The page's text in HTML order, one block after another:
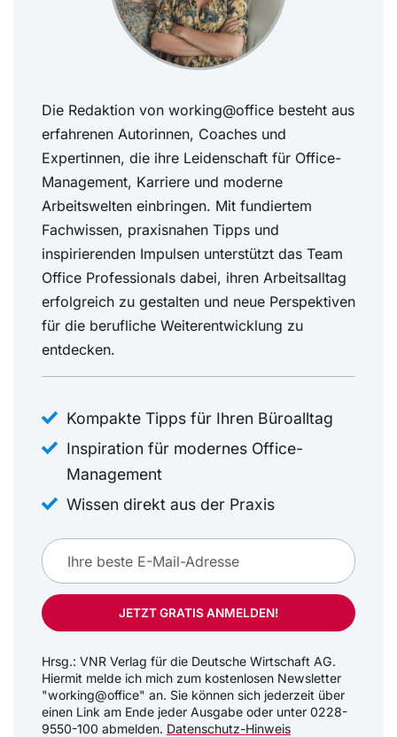
Die Redaktion von working@office besteht aus
erfahrenen Autorinnen, Coaches und
Expertinnen, die ihre Leidenschaft für Office-
Management, Karriere und moderne
Arbeitswelten einbringen. Mit fundiertem
Fachwissen, praxisnahen Tipps und
inspirierenden Impulsen unterstützt das Team
Office Professionals dabei, ihren Arbeitsalltag
erfolgreich zu gestalten und neue Perspektiven
für die berufliche Weiterentwicklung zu
entdecken.
Kompakte Tipps für Ihren Büroalltag
Inspiration für modernes Office-
Management
Wissen direkt aus der Praxis
JETZT GRATIS ANMELDEN!
Hrsg.: VNR Verlag für die Deutsche Wirtschaft AG.
Hiermit melde ich mich zum kostenlosen Newsletter
"working@office" an. Sie können sich jederzeit über
einen Link am Ende jeder Ausgabe oder unter 0228-
9550-100 abmelden. Datenschutz-Hinweis